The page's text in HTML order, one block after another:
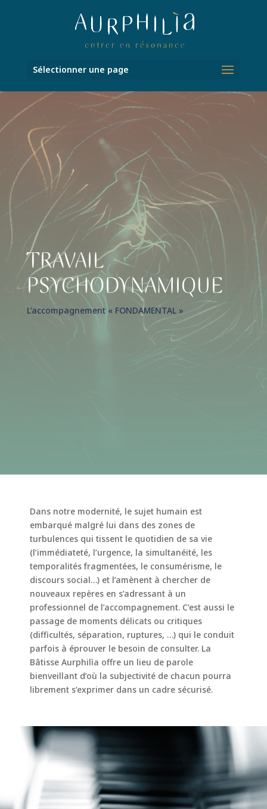
Sélectionner une page
Lecteur
vidéo
TRAVAIL
PSYCHODYNAMIQUE
L’accompagnement « FONDAMENTAL »
Dans notre modernité, le sujet humain est
embarqué malgré lui dans des zones de
turbulences qui tissent le quotidien de sa vie
(l’immédiateté, l’urgence, la simultanéité, les
temporalités fragmentées, le consumérisme, le
discours social…) et l’amènent à chercher de
nouveaux repères en s’adressant à un
professionnel de l’accompagnement. C’est aussi le
passage de moments délicats ou critiques
(difficultés, séparation, ruptures, …) qui le conduit
parfois à éprouver le besoin de consulter. La
Bâtisse Aurphilìa offre un lieu de parole
bienveillant d’où la subjectivité de chacun pourra
librement s’exprimer dans un cadre sécurisé.